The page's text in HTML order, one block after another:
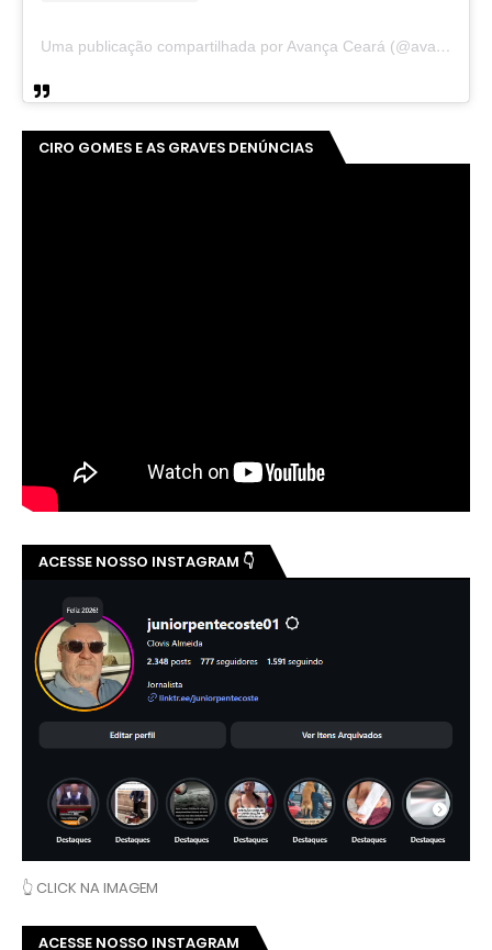
Uma publicação compartilhada por Avança Ceará (@avancaceara)
CIRO GOMES E AS GRAVES DENÚNCIAS
ACESSE NOSSO INSTAGRAM 👇
👆 CLICK NA IMAGEM
ACESSE NOSSO INSTAGRAM